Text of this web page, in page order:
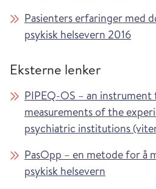
Pasienters erfaringer med
psykisk helsevern 2016
Eksterne lenker
PIPEQ-OS – an
measurements of the
psychiatric institutions
PasOpp – en metode for å
psykisk helsevern